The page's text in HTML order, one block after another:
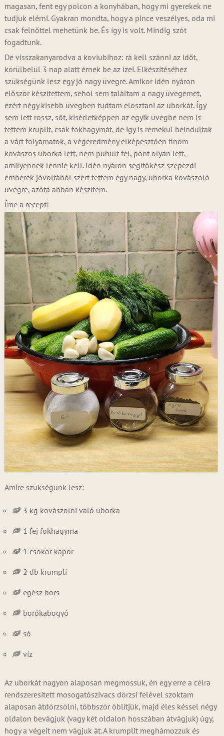
magasan, fent egy polcon a konyhában, hogy mi gyerekek ne
tudjuk elérni. Gyakran mondta, hogy a pince veszélyes, oda mi
csak felnőttel mehetünk be. És így is volt. Mindig szót
fogadtunk.
De visszakanyarodva a koviubihoz: rá kell szánni az időt,
körülbelül 3 nap alatt érnek be az ízei. Elkészítéséhez
szükségünk lesz egy jó nagy üvegre. Amikor idén nyáron
először készítettem, sehol sem találtam a nagy üvegemet,
ezért négy kisebb üvegben tudtam elosztani az uborkát. Így
sem lett rossz, sőt, kisérletképpen az egyik üvegbe nem is
tettem kruplit, csak fokhagymát, de így is remekül beindultak
a várt folyamatok, a végeredmény elképesztően finom
kovászos uborka lett, nem puhult fel, pont olyan lett,
amilyennek lennie kell. Idén nyáron segítőkész szepezdi
emberek jóvoltából szert tettem egy nagy, uborka kovászoló
üvegre, azóta abban készítem.
Íme a recept!
Amire szükségünk lesz:
3 kg kovászolni való uborka
1 fej fokhagyma
1 csokor kapor
2 db krumpli
egész bors
borókabogyó
só
víz
Az uborkát nagyon alaposan megmossuk, én egy erre a célra
rendszeresített mosogatószivacs dörzsi felével szoktam
alaposan átdörzsölni, többször öblítjük, majd éles késsel négy
oldalon bevágjuk (vagy két oldalon hosszában átvágjuk) úgy,
hogy a végeit nem vágjuk át. A krumplit meghámozzuk és